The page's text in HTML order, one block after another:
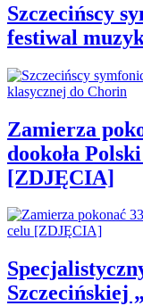
Szczecińscy
festiwal
Zamierza
dookoła
[ZDJĘCIA]
Szczecińskiej